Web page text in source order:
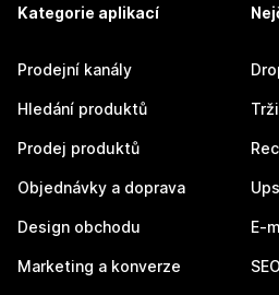
Kategorie aplikací
Prodejní kanály
Hledání produktů
Prodej produktů
Objednávky a doprava
Design obchodu
Marketing a konverze
E-
SEO